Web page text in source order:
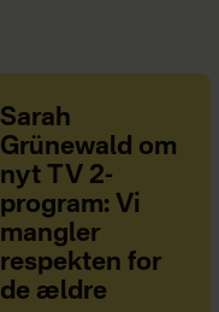
Sarah
Grünewald om
nyt TV 2-
program: Vi
mangler
respekten for
de ældre